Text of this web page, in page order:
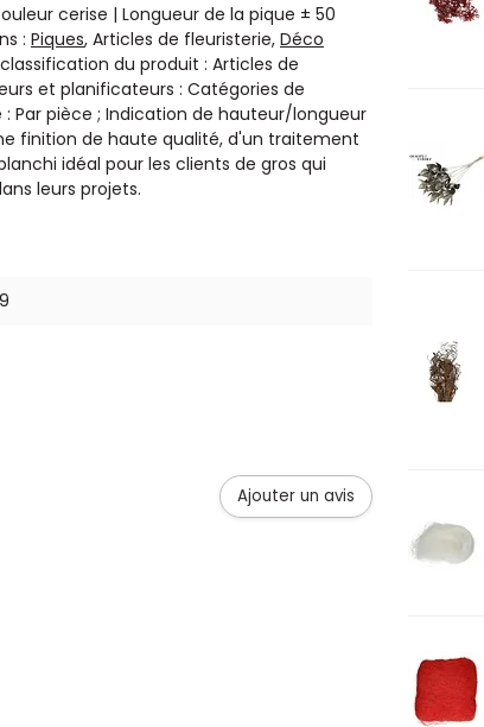
cerise | Longueur de la pique ± 50
: Piques, Articles de fleuristerie, Déco
du produit : Articles de
et planificateurs : Catégories de
: Par pièce ; Indication de hauteur/longueur
finition de haute qualité, d'un traitement
idéal pour les clients de gros qui
leurs projets.
Ajouter un avis